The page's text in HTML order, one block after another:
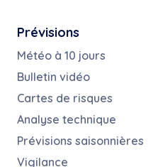
Prévisions
Météo à 10 jours
Bulletin vidéo
Cartes de risques
Analyse technique
Prévisions saisonnières
Vigilance